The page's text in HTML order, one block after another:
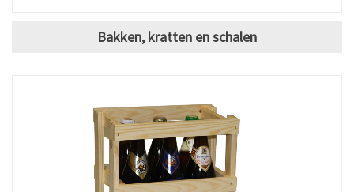
Bakken, kratten en schalen